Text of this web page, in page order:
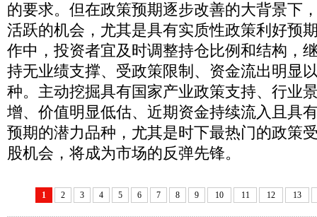
的要求。但在政策预期逐步改善的大背景下
活跃的机会，尤其是具有实质性政策利好预
作中，投资者宜及时调整持仓比例和结构，
持无业绩支撑、受政策限制、资金流出明显
种。主动挖掘具有国家产业政策支持、行业
增、价值明显低估、近期资金持续流入且具
预期的潜力品种，尤其是时下最热门的政策
股机会，将成为市场的反弹先锋。
1 2 3 4 5 6 7 8 9 10 11 12 13